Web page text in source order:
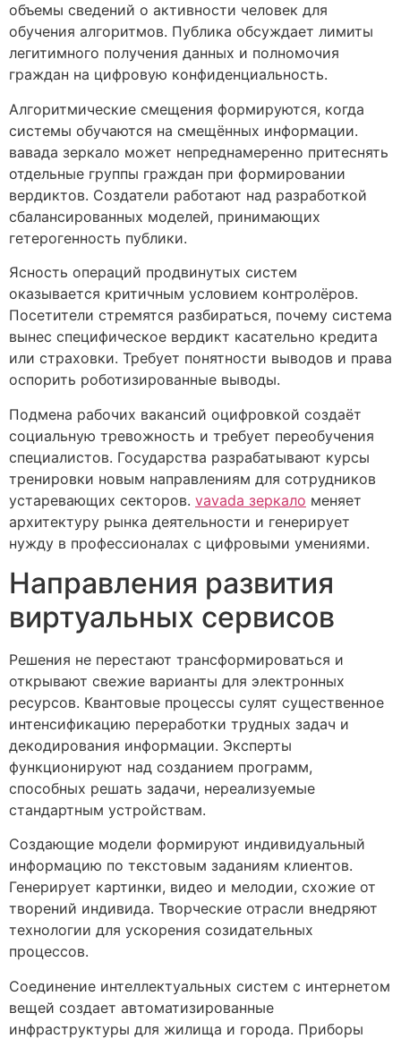
объемы сведений о активности человек для
обучения алгоритмов. Публика обсуждает лимиты
легитимного получения данных и полномочия
граждан на цифровую конфиденциальность.
Алгоритмические смещения формируются, когда
системы обучаются на смещённых информации.
вавада зеркало может непреднамеренно притеснять
отдельные группы граждан при формировании
вердиктов. Создатели работают над разработкой
сбалансированных моделей, принимающих
гетерогенность публики.
Ясность операций продвинутых систем
оказывается критичным условием контролёров.
Посетители стремятся разбираться, почему система
вынес специфическое вердикт касательно кредита
или страховки. Требует понятности выводов и права
оспорить роботизированные выводы.
Подмена рабочих вакансий оцифровкой создаёт
социальную тревожность и требует переобучения
специалистов. Государства разрабатывают курсы
тренировки новым направлениям для сотрудников
устаревающих секторов. vavada зеркало меняет
архитектуру рынка деятельности и генерирует
нужду в профессионалах с цифровыми умениями.
Направления развития
виртуальных сервисов
Решения не перестают трансформироваться и
открывают свежие варианты для электронных
ресурсов. Квантовые процессы сулят существенное
интенсификацию переработки трудных задач и
декодирования информации. Эксперты
функционируют над созданием программ,
способных решать задачи, нереализуемые
стандартным устройствам.
Создающие модели формируют индивидуальный
информацию по текстовым заданиям клиентов.
Генерирует картинки, видео и мелодии, схожие от
творений индивида. Творческие отрасли внедряют
технологии для ускорения созидательных
процессов.
Соединение интеллектуальных систем с интернетом
вещей создает автоматизированные
инфраструктуры для жилища и города. Приборы